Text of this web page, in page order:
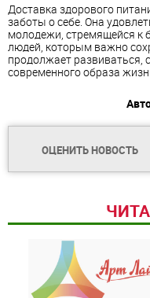
Доставка здорового
заботы о себе. Она
молодежи, стремящейся к
людей, которым важно
продолжает развиваться,
современного образа
ОЦЕНИТЬ НОВОСТЬ